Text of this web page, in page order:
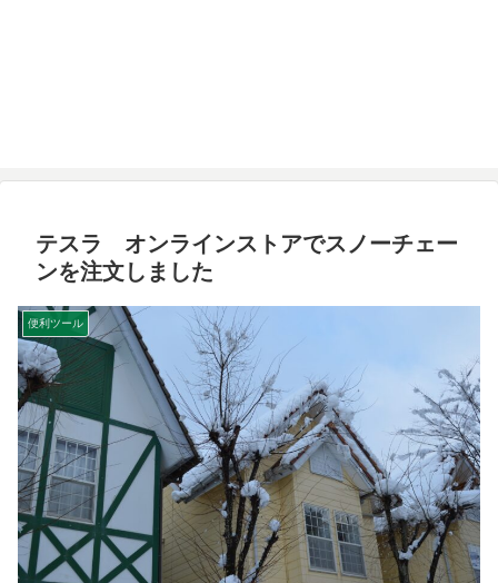
テスラ オンラインストアでスノーチェー
ンを注文しました
便利ツール